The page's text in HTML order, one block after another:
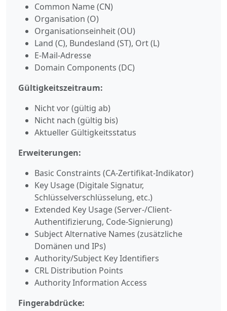
Common Name (CN)
Organisation (O)
Organisationseinheit (OU)
Land (C), Bundesland (ST), Ort (L)
E-Mail-Adresse
Domain Components (DC)
Gültigkeitszeitraum:
Nicht vor (gültig ab)
Nicht nach (gültig bis)
Aktueller Gültigkeitsstatus
Erweiterungen:
Basic Constraints (CA-Zertifikat-Indikator)
Key Usage (Digitale Signatur,
Schlüsselverschlüsselung, etc.)
Extended Key Usage (Server-/Client-
Authentifizierung, Code-Signierung)
Subject Alternative Names (zusätzliche
Domänen und IPs)
Authority/Subject Key Identifiers
CRL Distribution Points
Authority Information Access
Fingerabdrücke: